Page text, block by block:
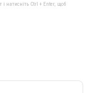
натисніть Ctrl + Enter, щоб